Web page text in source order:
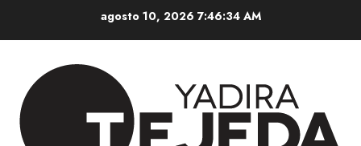
agosto 10, 2026 7:46:35 AM